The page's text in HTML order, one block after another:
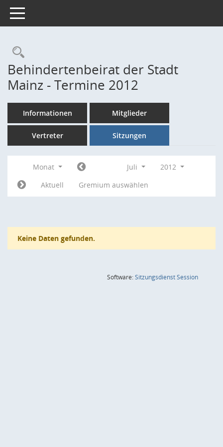
Toggle navigation
Rechercheauswahl
Behindertenbeirat der Stadt
Mainz - Termine 2012
Informationen Mitglieder
Vertreter Sitzungen
Monat Juli
2012
Aktuell
Gremium auswählen
Keine Daten gefunden.
Software:SitzungsdienstSession(Wird in